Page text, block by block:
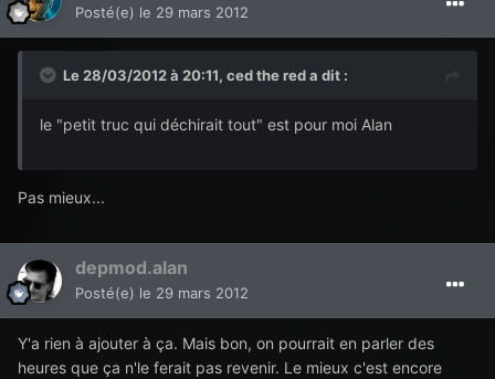
Posté(e) le 29 mars 2012
Le 28/03/2012 à 20:11, ced the red a dit :
le "petit truc qui déchirait tout" est pour moi Alan
Pas mieux...
depmod.alan
Posté(e) le 29 mars 2012
Y'a rien à ajouter à ça. Mais bon, on pourrait en parler des
heures que ça n'le ferait pas revenir. Le mieux c'est encore